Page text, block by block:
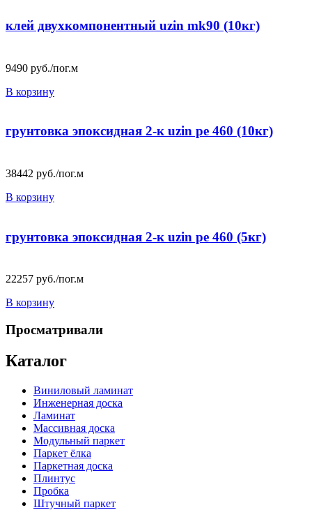
клей двухкомпонентный uzin mk90 (10кг)
9490 руб./пог.м
В корзину
грунтовка эпоксидная 2-к uzin pe 460 (10кг)
38442 руб./пог.м
В корзину
грунтовка эпоксидная 2-к uzin pe 460 (5кг)
22257 руб./пог.м
В корзину
Просматривали
Каталог
Виниловый ламинат
Инженерная доска
Ламинат
Массивная доска
Модульный паркет
Паркет ёлка
Паркетная доска
Плинтус
Пробка
Штучный паркет